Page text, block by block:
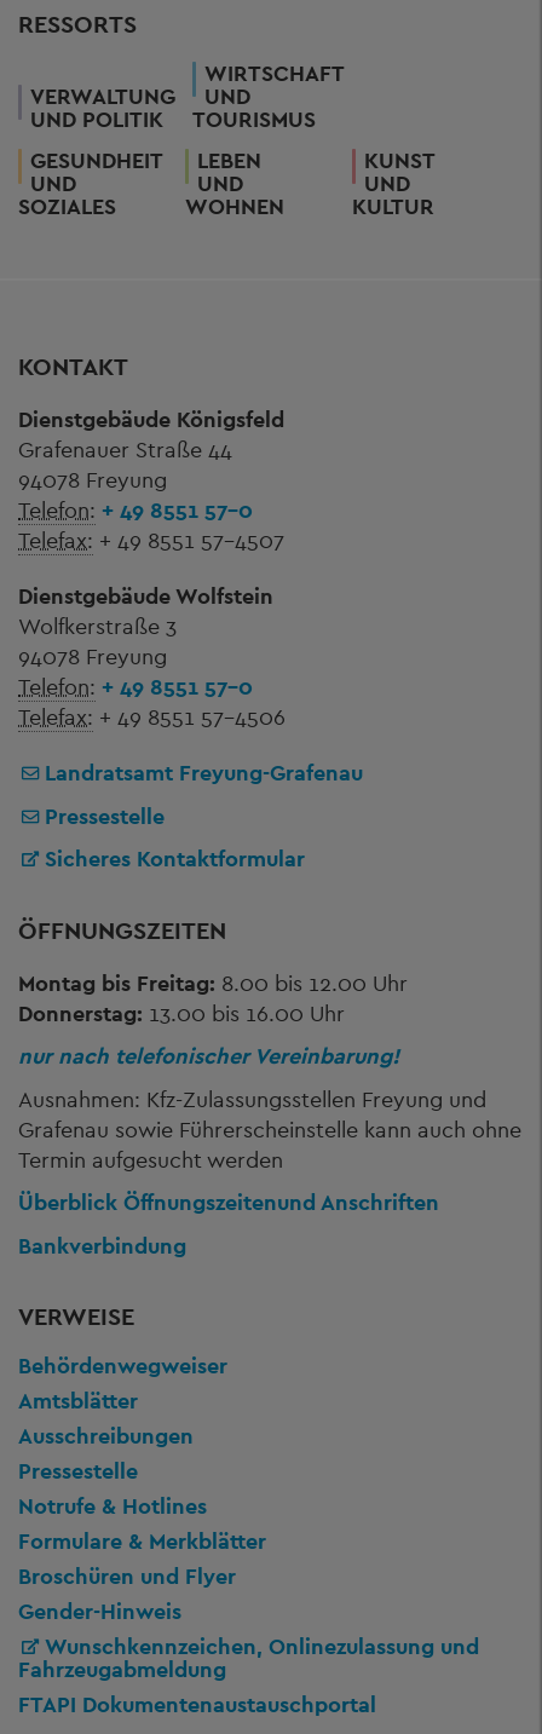
RESSORTS
VERWALTUNG
UND POLITIK
WIRTSCHAFT
UND
TOURISMUS
GESUNDHEIT
UND
SOZIALES
LEBEN
UND
WOHNEN
KUNST
UND
KULTUR
KONTAKT
Dienstgebäude Königsfeld
Grafenauer Straße 44
94078 Freyung
Telefon: + 49 8551 57-0
Telefax: + 49 8551 57-4507
Dienstgebäude Wolfstein
Wolfkerstraße 3
94078 Freyung
Telefon: + 49 8551 57-0
Telefax: + 49 8551 57-4506
Landratsamt Freyung-Grafenau
Pressestelle
Sicheres Kontaktformular
ÖFFNUNGSZEITEN
Montag bis Freitag: 8.00 bis 12.00 Uhr
Donnerstag: 13.00 bis 16.00 Uhr
nur nach telefonischer Vereinbarung!
Ausnahmen: Kfz-Zulassungsstellen Freyung und
Grafenau sowie Führerscheinstelle kann auch ohne
Termin aufgesucht werden
Überblick Öffnungszeitenund Anschriften
Bankverbindung
VERWEISE
Behördenwegweiser
Amtsblätter
Ausschreibungen
Pressestelle
Notrufe & Hotlines
Formulare & Merkblätter
Broschüren und Flyer
Gender-Hinweis
Wunschkennzeichen, Onlinezulassung und
Fahrzeugabmeldung
FTAPI Dokumentenaustauschportal